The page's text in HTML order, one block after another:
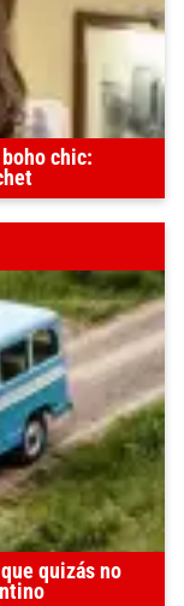
chic:
quizás no